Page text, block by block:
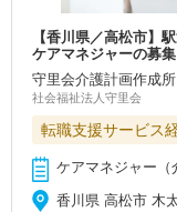
【香川県／高松市】
ケアマネジャーの募
守里会介護計画作成所
社会福祉法人守里会
転職支援サービス
ケアマネジャー（
香川県 高松市 木